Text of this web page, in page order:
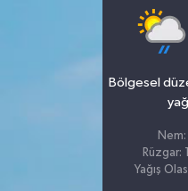
Bölgesel
Rüzgar:
Yağış